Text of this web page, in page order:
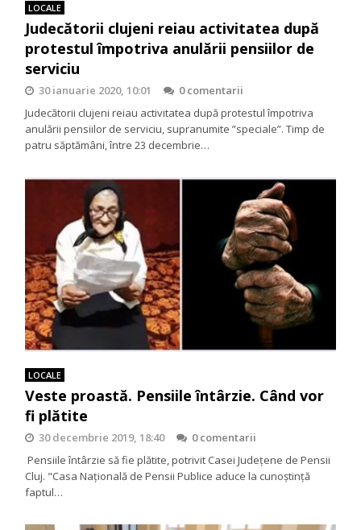
LOCALE
Judecătorii clujeni reiau activitatea după
protestul împotriva anulării pensiilor de
serviciu
30 ianuarie 2020, 10:01
0 comentarii
Judecătorii clujeni reiau activitatea după protestul împotriva
anulării pensiilor de serviciu, supranumite ”speciale”. Timp de
patru săptămâni, între 23 decembrie…
LOCALE
Veste proastă. Pensiile întârzie. Când vor
fi plătite
30 decembrie 2019, 18:40
0 comentarii
Pensiile întârzie să fie plătite, potrivit Casei Judeţene de Pensii
Cluj. "Casa Națională de Pensii Publice aduce la cunoștință
faptul…